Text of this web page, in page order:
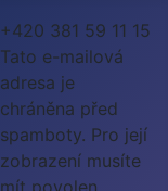
+420 381 59 11 15
Tato e-mailová
adresa je
chráněna před
spamboty. Pro její
zobrazení musíte
mít povolen